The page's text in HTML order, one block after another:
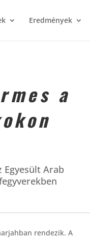
Eredmények
a
Egyesült Arab
rendezik. A